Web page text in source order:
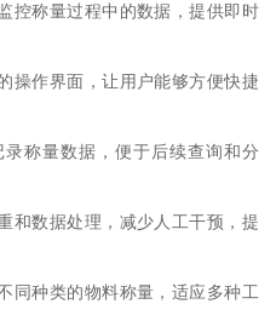
控称量过程中的数据，提供即时
操作界面，让用户能够方便快捷
称量数据，便于后续查询和分
和数据处理，减少人工干预，提
同种类的物料称量，适应多种工